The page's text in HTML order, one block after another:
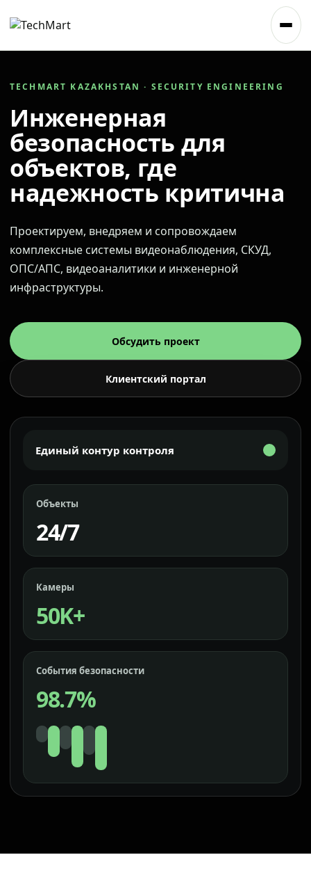
TECHMART KAZAKHSTAN · SECURITY ENGINEERING
Инженерная
безопасность для
объектов, где
надежность критична
Проектируем, внедряем и сопровождаем
комплексные системы видеонаблюдения, СКУД,
ОПС/АПС, видеоаналитики и инженерной
инфраструктуры.
Обсудить проект
Клиентский портал
Единый контур контроля
Объекты
24/7
Камеры
50K+
События безопасности
98.7%